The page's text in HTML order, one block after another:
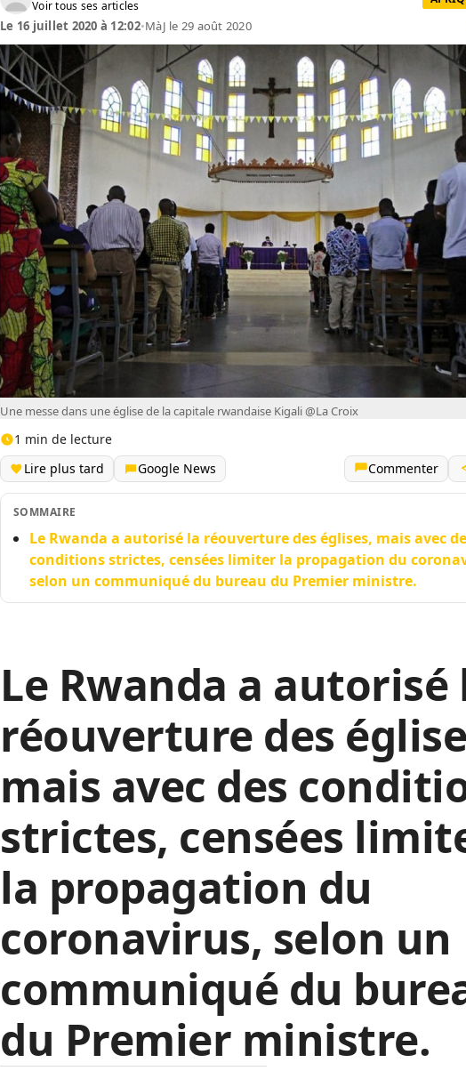
Voir tous ses articles
Le 16 juillet 2020 à 12:02•MàJ le 29 août 2020
Une messe dans une église de la capitale rwandaise Kigali @La Croix
1 min de lecture
Lire plus tard
Google News Commenter
SOMMAIRE
Le Rwanda a autorisé la réouverture des églises, mais avec
conditions strictes, censées limiter la propagation du
selon un communiqué du bureau du Premier ministre.
Le Rwanda a autorisé
réouverture des
mais avec des
strictes, censées
la propagation du
coronavirus, selon un
communiqué du
du Premier ministre.